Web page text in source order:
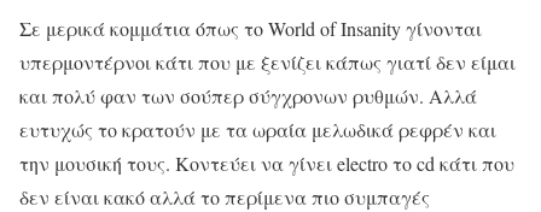
Σε μερικά κομμάτια όπως το World of Insanity γίνονται
υπερμοντέρνοι κάτι που με ξενίζει κάπως γιατί δεν είμαι
και πολύ φαν των σούπερ σύγχρονων ρυθμών. Αλλά
ευτυχώς το κρατούν με τα ωραία μελωδικά ρεφρέν και
την μουσική τους. Κοντεύει να γίνει electro το cd κάτι που
δεν είναι κακό αλλά το περίμενα πιο συμπαγές